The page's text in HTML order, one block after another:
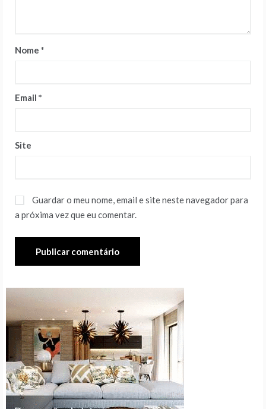
Nome *
Email *
Site
Guardar o meu nome, email e site neste navegador para
a próxima vez que eu comentar.